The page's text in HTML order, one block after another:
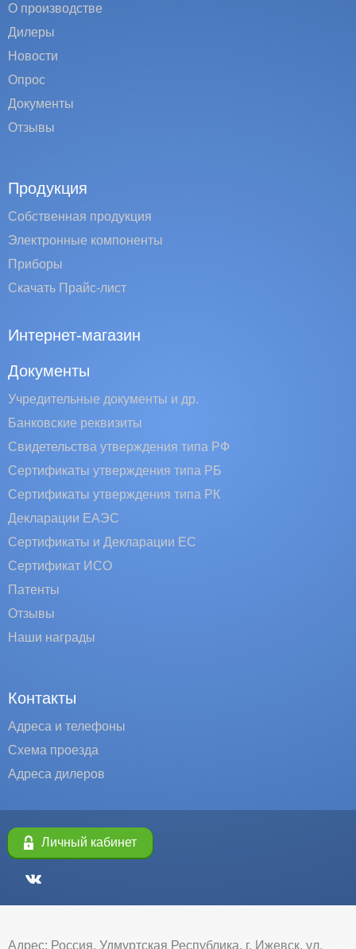
О производстве
Дилеры
Новости
Опрос
Документы
Отзывы
Продукция
Собственная продукция
Электронные компоненты
Приборы
Скачать Прайс-лист
Интернет-магазин
Документы
Учредительные документы и др.
Банковские реквизиты
Свидетельства утверждения типа РФ
Сертификаты утверждения типа РБ
Сертификаты утверждения типа РК
Декларации ЕАЭС
Сертификаты и Декларации EC
Сертификат ИСО
Патенты
Отзывы
Наши награды
Контакты
Адреса и телефоны
Схема проезда
Адреса дилеров
Личный кабинет
Адрес: Россия, Удмуртская Республика, г. Ижевск, ул.